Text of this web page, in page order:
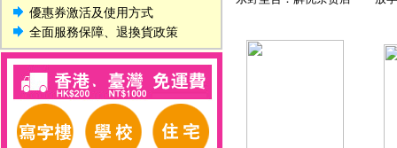
優惠券激活及使用方式
全面服務保障、退換貨政策